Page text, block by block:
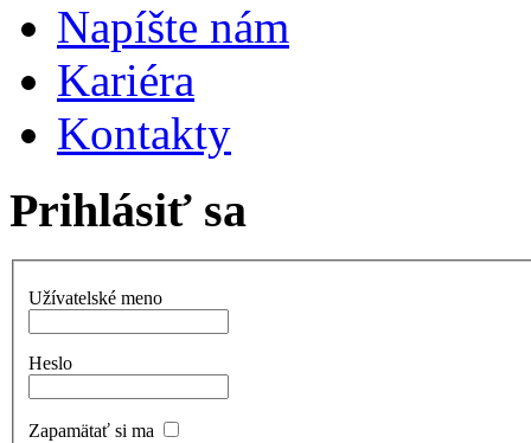
Napíšte nám
Kariéra
Kontakty
Prihlásiť sa
Užívatelské meno
Heslo
Zapamätať si ma